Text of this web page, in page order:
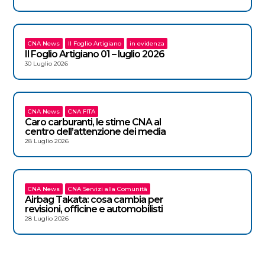
CNA News Il Foglio Artigiano in evidenza
Il Foglio Artigiano 01 – luglio 2026
30 Luglio 2026
CNA News CNA FITA
Caro carburanti, le stime CNA al
centro dell’attenzione dei media
28 Luglio 2026
CNA News CNA Servizi alla Comunità
Airbag Takata: cosa cambia per
revisioni, officine e automobilisti
28 Luglio 2026